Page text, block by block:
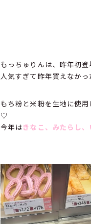
もっちゅりんは、昨年初
人気すぎて昨年買えなか
もち粉と米粉を生地に使
♡
今年はきなこ、みたらし